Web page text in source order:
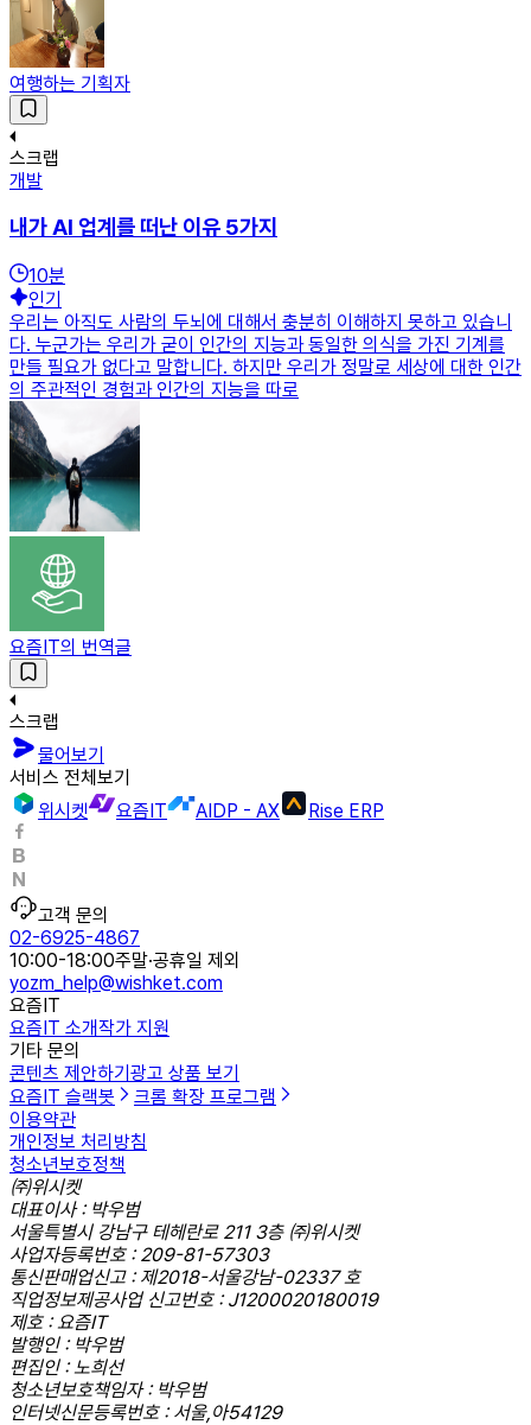
여행하는 기획자
스크랩
개발
내가 AI 업계를 떠난 이유 5가지
10분
인기
우리는 아직도 사람의 두뇌에 대해서 충분히 이해하지 못하고 있습니
다. 누군가는 우리가 굳이 인간의 지능과 동일한 의식을 가진 기계를
만들 필요가 없다고 말합니다. 하지만 우리가 정말로 세상에 대한 인간
의 주관적인 경험과 인간의 지능을 따로
요즘IT의 번역글
스크랩
물어보기
서비스 전체보기
위시켓
요즘IT AIDP - AX Rise ERP
고객 문의
02-6925-4867
10:00-18:00주말·공휴일 제외
yozm_help@wishket.com
요즘IT
요즘IT 소개작가 지원
기타 문의
콘텐츠 제안하기 광고 상품 보기
요즘IT 슬랙봇
크롬 확장 프로그램
이용약관
개인정보 처리방침
청소년보호정책
㈜위시켓
대표이사 : 박우범
서울특별시 강남구 테헤란로 211 3층 ㈜위시켓
사업자등록번호 : 209-81-57303
통신판매업신고 : 제2018-서울강남-02337 호
직업정보제공사업 신고번호 : J1200020180019
제호 : 요즘IT
발행인 : 박우범
편집인 : 노희선
청소년보호책임자 : 박우범
인터넷신문등록번호 : 서울,아54129